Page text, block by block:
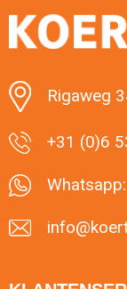
Rigaweg
+31 (0)6